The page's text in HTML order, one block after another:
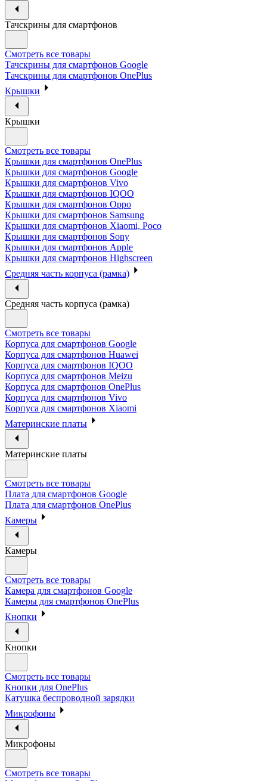
Тачскрины для смартфонов
Смотреть все товары
Тачскрины для смартфонов Google
Тачскрины для смартфонов OnePlus
Крышки
Крышки
Смотреть все товары
Крышки для смартфонов OnePlus
Крышки для смартфонов Google
Крышки для смартфонов Vivo
Крышки для смартфонов IQOO
Крышки для смартфонов Oppo
Крышки для смартфонов Samsung
Крышки для смартфонов Xiaomi, Poco
Крышки для смартфонов Sony
Крышки для смартфонов Apple
Крышки для смартфонов Highscreen
Средняя часть корпуса (рамка)
Средняя часть корпуса (рамка)
Смотреть все товары
Корпуса для смартфонов Google
Корпуса для смартфонов Huawei
Корпуса для смартфонов IQOO
Корпуса для смартфонов Meizu
Корпуса для смартфонов OnePlus
Корпуса для смартфонов Vivo
Корпуса для смартфонов Xiaomi
Материнские платы
Материнские платы
Смотреть все товары
Плата для смартфонов Google
Плата для смартфонов OnePlus
Камеры
Камеры
Смотреть все товары
Камера для смартфонов Google
Камеры для смартфонов OnePlus
Кнопки
Кнопки
Смотреть все товары
Кнопки для OnePlus
Катушка беспроводной зарядки
Микрофоны
Микрофоны
Смотреть все товары